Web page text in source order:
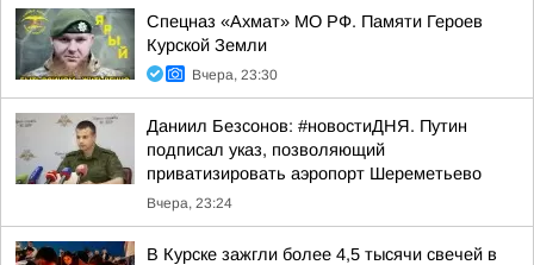
Спецназ «Ахмат» МО РФ. Памяти Героев
Курской Земли
Вчера, 23:30
Даниил Безсонов: #новостиДНЯ. Путин
подписал указ, позволяющий
приватизировать аэропорт Шереметьево
Вчера, 23:24
В Курске зажгли более 4,5 тысячи свечей в